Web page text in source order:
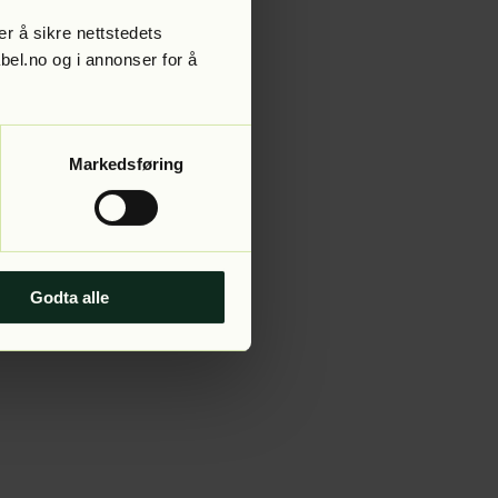
å sikre nettstedets
og i annonser for å
Markedsføring
Godta alle